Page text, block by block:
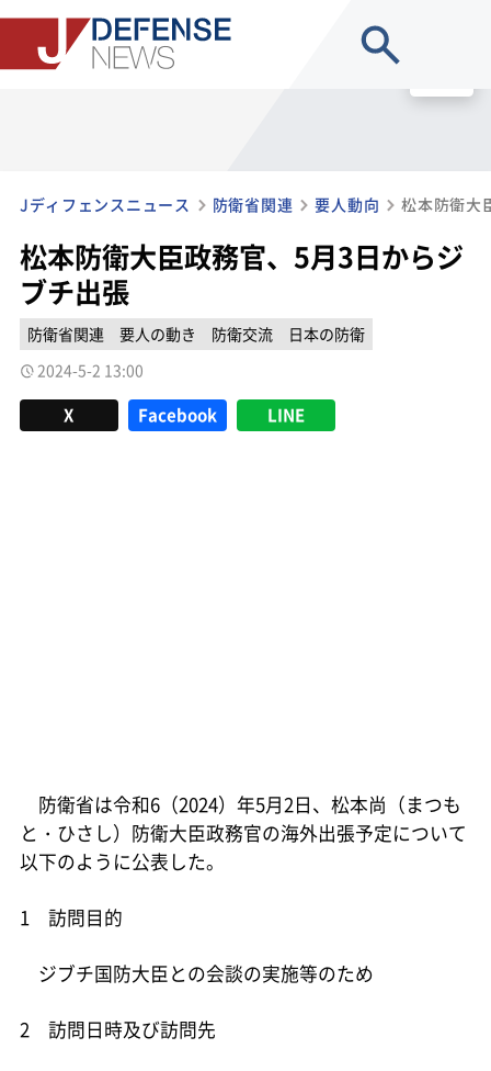
Jディフェンスニュース 防衛省関連 要人動向 松本防衛大
松本防衛大臣政務官、5月3日からジ
ブチ出張
防衛省関連 要人の動き 防衛交流
日本の防衛
2024-5-2 13:00
X Facebook LINE
防衛省は令和6（2024）年5月2日、松本尚（まつも
と・ひさし）防衛大臣政務官の海外出張予定について
以下のように公表した。
1 訪問目的
ジブチ国防大臣との会談の実施等のため
2 訪問日時及び訪問先